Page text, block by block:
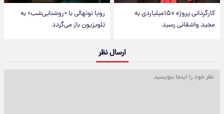
کارگردانی پروژه ۱۵۰میلیاردی به
مجید واشقانی رسید
رویا نونهالی با «روشنایی‌شب» به
تلویزیون باز می‌گردد
ارسال نظر